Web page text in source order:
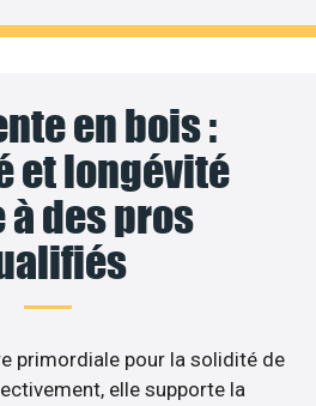
en bois :
et longévité
à des pros
primordiale pour la solidité de
elle supporte la